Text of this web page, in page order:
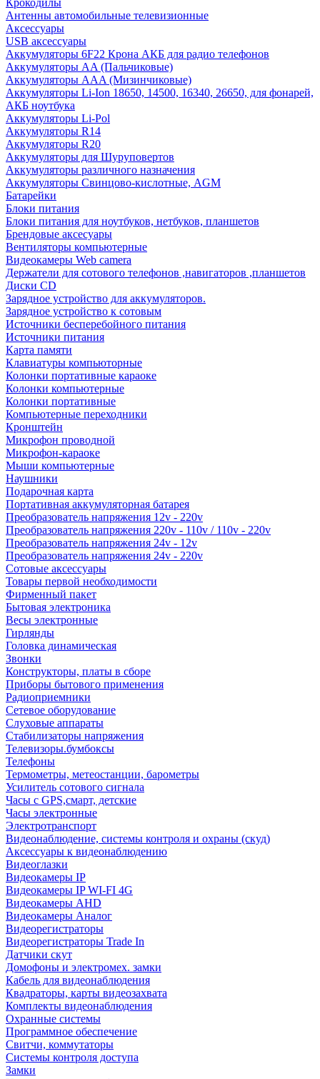
Крокодилы
Антенны автомобильные телевизионные
Аксессуары
USB аксессуары
Аккумуляторы 6F22 Крона АКБ для радио телефонов
Аккумуляторы AA (Пальчиковые)
Аккумуляторы AAA (Мизинчиковые)
Аккумуляторы Li-Ion 18650, 14500, 16340, 26650, для фонарей,
АКБ ноутбука
Аккумуляторы Li-Pol
Аккумуляторы R14
Аккумуляторы R20
Аккумуляторы для Шуруповертов
Аккумуляторы различного назначения
Аккумуляторы Свинцово-кислотные, AGM
Батарейки
Блоки питания
Блоки питания для ноутбуков, нетбуков, планшетов
Брендовые аксесуары
Вентиляторы компьютерные
Видеокамеры Web camera
Держатели для сотового телефонов ,навигаторов ,планшетов
Диски CD
Зарядное устройство для аккумуляторов.
Зарядное устройство к сотовым
Источники бесперебойного питания
Источники питания
Карта памяти
Клавиатуры компьюторные
Колонки портативные караоке
Колонки компьютерные
Колонки портативные
Компьютерные переходники
Кронштейн
Микрофон проводной
Микрофон-караоке
Мыши компьютерные
Наушники
Подарочная карта
Портативная аккумуляторная батарея
Преобразователь напряжения 12v - 220v
Преобразователь напряжения 220v - 110v / 110v - 220v
Преобразователь напряжения 24v - 12v
Преобразователь напряжения 24v - 220v
Сотовые аксессуары
Товары первой необходимости
Фирменный пакет
Бытовая электроника
Весы электронные
Гирлянды
Головка динамическая
Звонки
Конструкторы, платы в сборе
Приборы бытового применения
Радиоприемники
Сетевое оборудование
Слуховые аппараты
Стабилизаторы напряжения
Телевизоры.бумбоксы
Телефоны
Термометры, метеостанции, барометры
Усилитель сотового сигнала
Часы с GPS,смарт, детские
Часы электронные
Электротранспорт
Видеонаблюдение, системы контроля и охраны (скуд)
Аксессуары к видеонаблюдению
Видеоглазки
Видеокамеры IP
Видеокамеры IP WI-FI 4G
Видеокамеры AHD
Видеокамеры Аналог
Видеорегистраторы
Видеорегистраторы Trade In
Датчики скут
Домофоны и электромех. замки
Кабель для видеонаблюдения
Квадраторы, карты видеозахвата
Комплекты видеонаблюдения
Охранные системы
Программное обеспечение
Свитчи, коммутаторы
Системы контроля доступа
Замки